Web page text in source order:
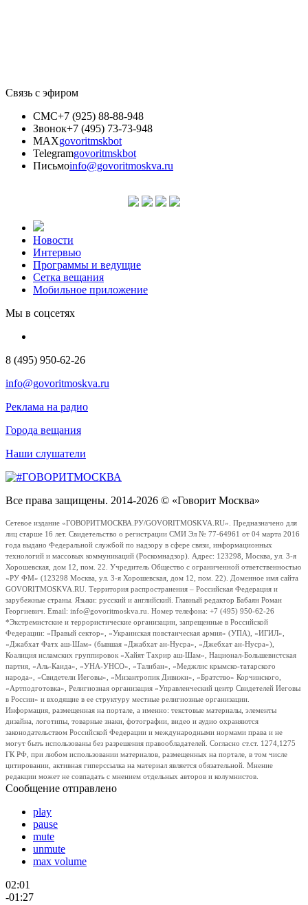
Связь с эфиром
СМС+7 (925) 88-88-948
Звонок+7 (495) 73-73-948
MAXgovoritmskbot
Telegramgovoritmskbot
Письмоinfo@govoritmoskva.ru
Новости
Интервью
Программы и ведущие
Сетка вещания
Мобильное приложение
Мы в соцсетях
8 (495) 950-62-26
info@govoritmoskva.ru
Реклама на радио
Города вещания
Наши слушатели
Все права защищены. 2014-2026 © «Говорит Москва»
Сетевое издание «ГОВОРИТМОСКВА.РУ/GOVORITMOSKVA.RU». Предназначено для
лиц старше 16 лет. Свидетельство о регистрации СМИ Эл № 77-64961 от 04 марта 2016
года выдано Федеральной службой по надзору в сфере связи, информационных
технологий и массовых коммуникаций (Роскомнадзор). Адрес: 123298, Москва, ул. 3-я
Хорошевская, дом 12, пом. 22. Учредитель Общество с ограниченной ответственностью
«РУ ФМ» (123298 Москва, ул. 3-я Хорошевская, дом 12, пом. 22). Доменное имя сайта
GOVORITMOSKVA.RU. Территория распространения – Российская Федерация и
зарубежные страны. Языки: русский и английский. Главный редактор Бабаян Роман
Георгиевич. Email: info@govoritmoskva.ru. Номер телефона: +7 (495) 950-62-26
*Экстремистские и террористические организации, запрещенные в Российской
Федерации: «Правый сектор», «Украинская повстанческая армия» (УПА), «ИГИЛ»,
«Джабхат Фатх аш-Шам» (бывшая «Джабхат ан-Нусра», «Джебхат ан-Нусра»),
Коалиция исламских группировок «Хайят Тахрир аш-Шам», Национал-Большевистская
партия, «Аль-Каида», «УНА-УНСО», «Талибан», «Меджлис крымско-татарского
народа», «Свидетели Иеговы», «Мизантропик Дивижн», «Братство» Корчинского,
«Артподготовка», Религиозная организация «Управленческий центр Свидетелей Иеговы
в России» и входящие в ее структуру местные религиозные организации.
Информация, размещенная на портале, а именно: текстовые материалы, элементы
дизайна, логотипы, товарные знаки, фотографии, видео и аудио охраняются
законодательством Российской Федерации и международными нормами права и не
могут быть использованы без разрешения правообладателей. Согласно ст.ст. 1274,1275
ГК РФ, при любом использовании материалов, размещенных на портале, в том числе
цитировании, активная гиперссылка на материал является обязательной. Мнение
редакции может не совпадать с мнением отдельных авторов и колумнистов.
Сообщение отправлено
play
pause
mute
unmute
max volume
02:01
-01:27